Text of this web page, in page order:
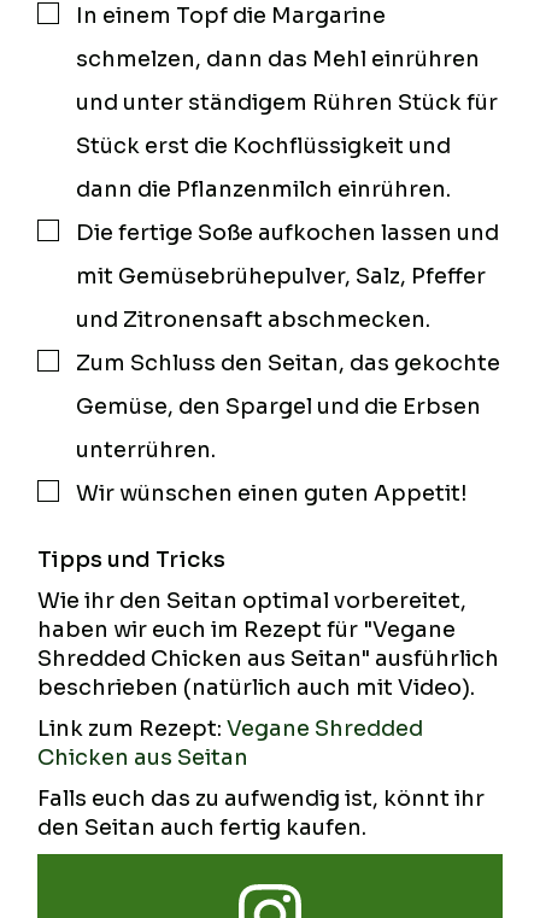
▢In einem Topf die Margarine
schmelzen, dann das Mehl einrühren
und unter ständigem Rühren Stück für
Stück erst die Kochflüssigkeit und
dann die Pflanzenmilch einrühren.
▢
Die fertige Soße aufkochen lassen und
mit Gemüsebrühepulver, Salz, Pfeffer
und Zitronensaft abschmecken.
▢
Zum Schluss den Seitan, das gekochte
Gemüse, den Spargel und die Erbsen
unterrühren.
▢
Wir wünschen einen guten Appetit!
Tipps und Tricks
Wie ihr den Seitan optimal vorbereitet,
haben wir euch im Rezept für "Vegane
Shredded Chicken aus Seitan" ausführlich
beschrieben (natürlich auch mit Video).
Link zum Rezept:Vegane Shredded
Chicken aus Seitan
Falls euch das zu aufwendig ist, könnt ihr
den Seitan auch fertig kaufen.